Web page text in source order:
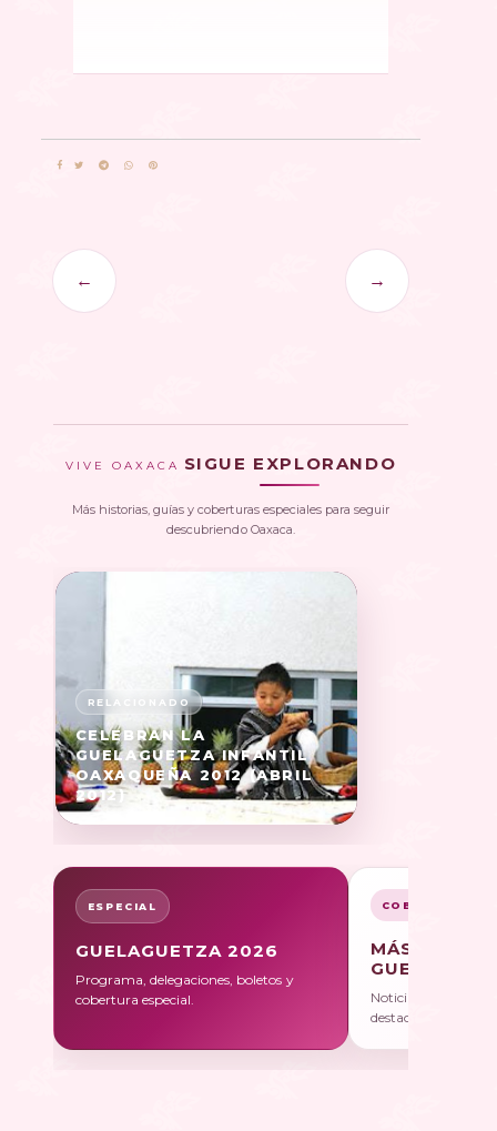
← →
VIVE OAXACA SIGUE EXPLORANDO
Más historias, guías y coberturas especiales para seguir
descubriendo Oaxaca.
CELEBRAN LA
GUELAGUETZA INFANTIL
OAXAQUEÑA 2012 (ABRIL
2012)
ESPECIAL
GUELAGUETZA 2026
Programa, delegaciones, boletos y
cobertura especial.
COBERTURA
MÁS SOBRE
Noticias, galerías y
destacadas.